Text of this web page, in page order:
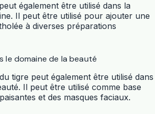
également être utilisé dans la
Il peut être utilisé pour ajouter une
à diverses préparations
le domaine de la beauté
tigre peut également être utilisé dans
Il peut être utilisé comme base
et des masques faciaux.